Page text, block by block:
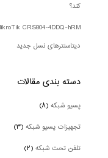
کند؟
دیتاسنترهای نسل جدید
دسته بندی‌ مقالات
پسیو شبکه(۸)
تجهیزات پسیو شبکه(۳)
تلفن تحت شبکه(۲)